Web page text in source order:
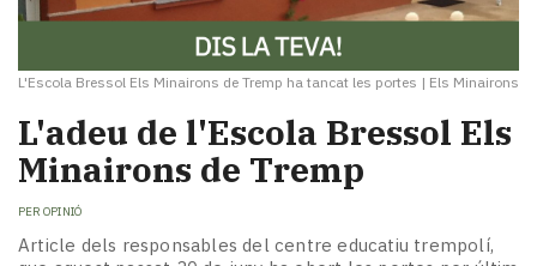
L'Escola Bressol Els Minairons de Tremp ha tancat les portes | Els Minairons
L'adeu de l'Escola Bressol Els
Minairons de Tremp
PER OPINIÓ
Article dels responsables del centre educatiu trempolí,